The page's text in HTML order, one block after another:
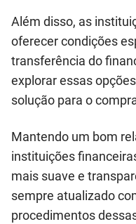
Além disso, as
oferecer condições
transferência do
explorar essas
solução para o
Mantendo um bom
instituições
mais suave e
sempre atualizado
procedimentos